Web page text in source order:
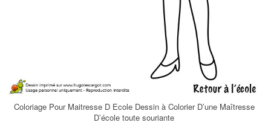
Coloriage Pour Maitresse D Ecole Dessin à Colorier D’une Maîtresse
D’école toute souriante